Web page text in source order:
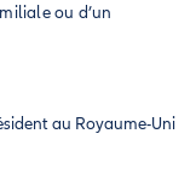
ou d’un
au Royaume-Uni